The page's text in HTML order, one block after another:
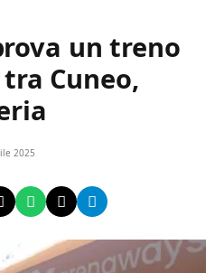
un treno
Cuneo,
2025